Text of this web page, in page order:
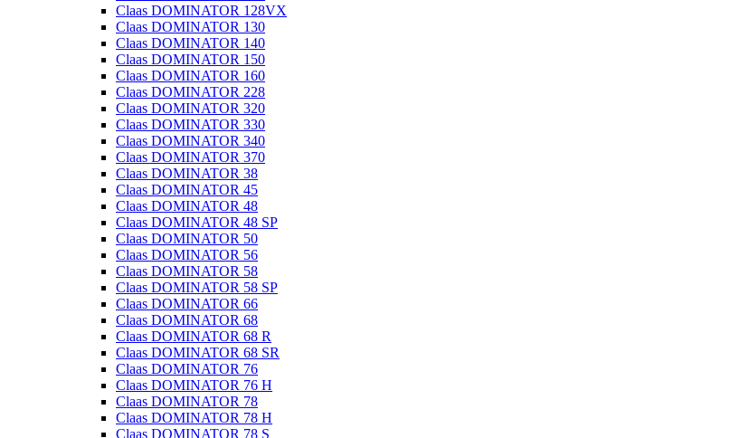
Claas DOMINATOR 128VX
Claas DOMINATOR 130
Claas DOMINATOR 140
Claas DOMINATOR 150
Claas DOMINATOR 160
Claas DOMINATOR 228
Claas DOMINATOR 320
Claas DOMINATOR 330
Claas DOMINATOR 340
Claas DOMINATOR 370
Claas DOMINATOR 38
Claas DOMINATOR 45
Claas DOMINATOR 48
Claas DOMINATOR 48 SP
Claas DOMINATOR 50
Claas DOMINATOR 56
Claas DOMINATOR 58
Claas DOMINATOR 58 SP
Claas DOMINATOR 66
Claas DOMINATOR 68
Claas DOMINATOR 68 R
Claas DOMINATOR 68 SR
Claas DOMINATOR 76
Claas DOMINATOR 76 H
Claas DOMINATOR 78
Claas DOMINATOR 78 H
Claas DOMINATOR 78 S